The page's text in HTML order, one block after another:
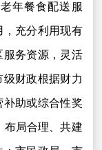
年餐食配送服
，充分利用现有
服务资源，灵活
财政根据财力
助或综合性奖
布局合理、共建